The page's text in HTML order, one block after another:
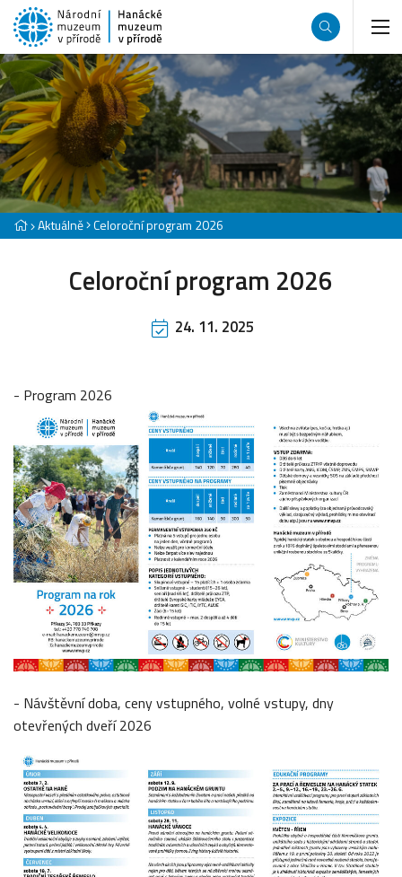
Aktuálně Celoroční program 2026
Celoroční program 2026
24. 11. 2025
- Program 2026
- Návštěvní doba, ceny vstupného, volné vstupy, dny
otevřených dveří 2026